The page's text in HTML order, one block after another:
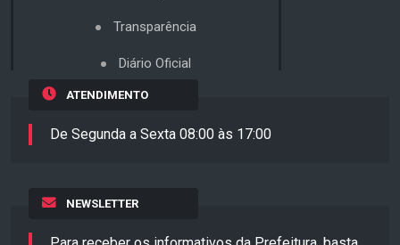
Transparência
Diário Oficial
ATENDIMENTO
De Segunda a Sexta 08:00 às 17:00
NEWSLETTER